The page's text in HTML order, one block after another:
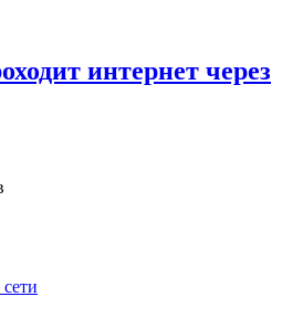
интернет через